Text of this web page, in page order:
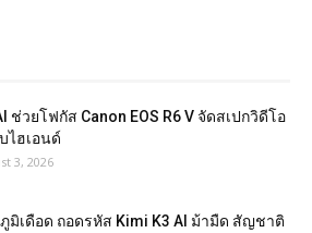
ช่วยโฟกัส Canon EOS R6 V จัดสเปกวิดีโอ
ไฮเอนด์
3, 2026
มิเดือด ถอดรหัส Kimi K3 AI ม้ามืด สัญชาติ